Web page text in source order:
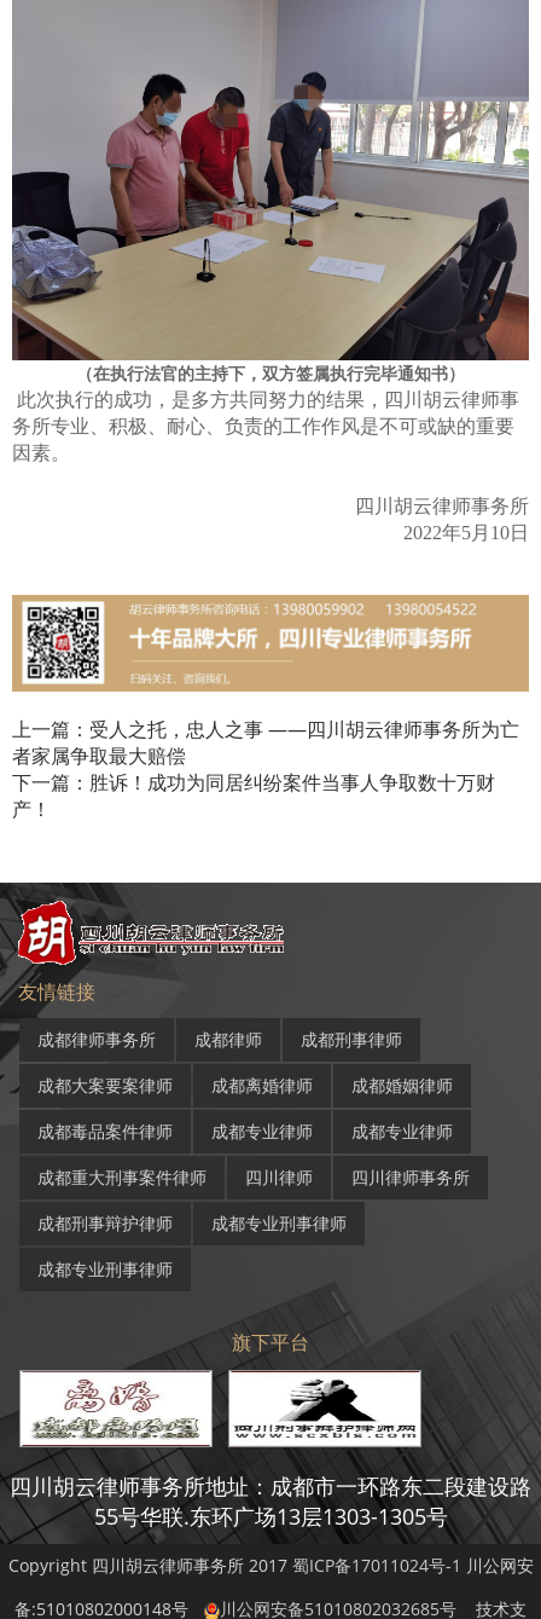
（在执行法官的主持下，双方签属执行完毕通知书）
此次执行的成功，是多方共同努力的结果，四川胡云律师事
务所专业、积极、耐心、负责的工作作风是不可或缺的重要
因素。
四川胡云律师事务所
2022年5月10日
上一篇：受人之托，忠人之事 ——四川胡云律师事务所为亡
者家属争取最大赔偿
下一篇：胜诉！成功为同居纠纷案件当事人争取数十万财
产！
友情链接
成都律师事务所 成都律师
成都刑事律师
成都大案要案律师
成都离婚律师
成都婚姻律师
成都毒品案件律师
成都专业律师
成都专业律师
成都重大刑事案件律师
四川律师
四川律师事务所
成都刑事辩护律师
成都专业刑事律师
成都专业刑事律师
旗下平台
四川胡云律师事务所地址：成都市一环路东二段建设路
55号华联.东环广场13层1303-1305号
Copyright 四川胡云律师事务所 2017 蜀ICP备17011024号-1 川公网安
备:51010802000148号
川公网安备51010802032685号 技术支